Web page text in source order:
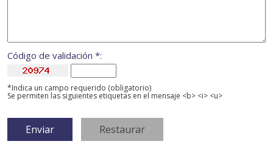
Código de validación *:
*Indica un campo requerido (obligatorio)
Se permiten las siguientes etiquetas en el mensaje <b> <i> <u>